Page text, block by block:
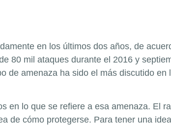
en los últimos dos años, de
80 mil ataques durante el 2016 y
de amenaza ha sido el más discutido
en lo que se refiere a esa amenaza. El
de cómo protegerse. Para tener una